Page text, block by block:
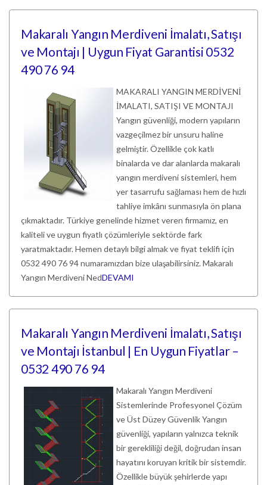
Makaralı Yangın Merdiveni İmalatı, Satışı
ve Montajı | Uygun Fiyat Garantisi 0532
490 76 94
MAKARALI YANGIN MERDİVENİ
İMALATI, SATIŞI VE MONTAJI
Yangın güvenliği, modern yapıların
vazgeçilmez bir unsuru haline
gelmiştir. Özellikle çok katlı
binalarda ve dar alanlarda makaralı
yangın merdiveni sistemleri, hem
yer tasarrufu sağlaması hem de hızlı
tahliye imkânı sunmasıyla ön plana
çıkmaktadır. Türkiye genelinde hizmet veren firmamız, en
kaliteli ve uygun fiyatlı çözümleriyle sektörde fark
yaratmaktadır. Hemen detaylı bilgi almak ve fiyat teklifi için
0532 490 76 94 numaramızdan bize ulaşabilirsiniz. Makaralı
Yangın Merdiveni NedDEVAMI
Makaralı Yangın Merdiveni İmalatı, Satışı
ve Montajı İstanbul | En Uygun Fiyatlar –
0532 490 76 94
Makaralı Yangın Merdiveni
Sistemlerinde Profesyonel Çözüm
ve Üst Düzey Güvenlik Yangın
güvenliği, yapıların yalnızca teknik
bir gerekliliği değil, doğrudan insan
hayatını koruyan kritik bir sistemdir.
Özellikle büyük şehirlerde yapı